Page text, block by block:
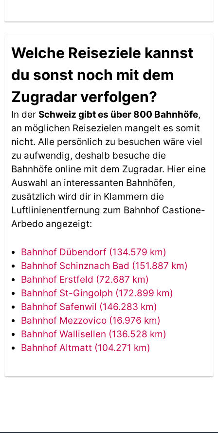
Welche Reiseziele kannst
du sonst noch mit dem
Zugradar verfolgen?
In der Schweiz gibt es über 800 Bahnhöfe,
an möglichen Reisezielen mangelt es somit
nicht. Alle persönlich zu besuchen wäre viel
zu aufwendig, deshalb besuche die
Bahnhöfe online mit dem Zugradar. Hier eine
Auswahl an interessanten Bahnhöfen,
zusätzlich wird dir in Klammern die
Luftlinienentfernung zum Bahnhof Castione-
Arbedo angezeigt:
Bahnhof Dübendorf (134.579 km)
Bahnhof Schinznach Bad (151.887 km)
Bahnhof Erstfeld (72.687 km)
Bahnhof St-Gingolph (172.899 km)
Bahnhof Safenwil (146.283 km)
Bahnhof Mezzovico (16.976 km)
Bahnhof Wallisellen (136.528 km)
Bahnhof Altmatt (104.271 km)